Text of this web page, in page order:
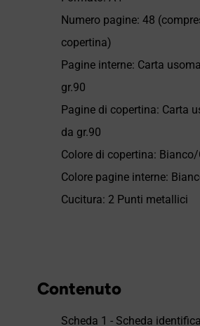
Numero pagine: 48
copertina)
Pagine interne: Carta
gr.90
Pagine di copertina: Carta
da gr.90
Colore di copertina:
Colore pagine interne:
Cucitura: 2 Punti metallici
Contenuto
Scheda 1 - Scheda